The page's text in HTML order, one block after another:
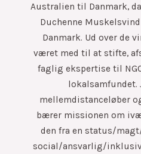
Australien til Danmark,
Duchenne
Danmark. Ud over de
været med til at stifte,
faglig ekspertise til
lokalsamfundet.
mellemdistanceløber
bærer missionen om
den fra en status/
social/ansvarlig/